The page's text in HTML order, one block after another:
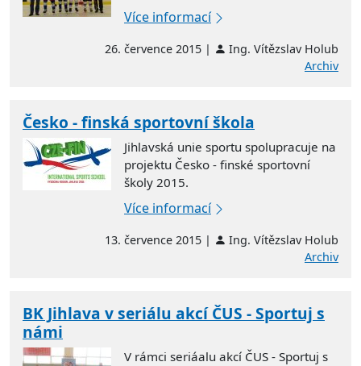
Více informací
26. července 2015 |
Ing. Vítězslav Holub
Archiv
Česko - finská sportovní škola
Jihlavská unie sportu spolupracuje na
projektu Česko - finské sportovní
školy 2015.
Více informací
13. července 2015 |
Ing. Vítězslav Holub
Archiv
BK Jihlava v seriálu akcí ČUS - Sportuj s
námi
V rámci seriáalu akcí ČUS - Sportuj s